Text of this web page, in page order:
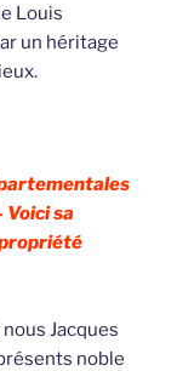
Louis
un héritage
Voici sa
Jacques
noble